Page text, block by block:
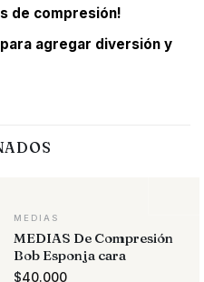
de compresión!
agregar diversión y
MEDIAS
MEDIAS De Compresión
Bob Esponja cara
$40.000